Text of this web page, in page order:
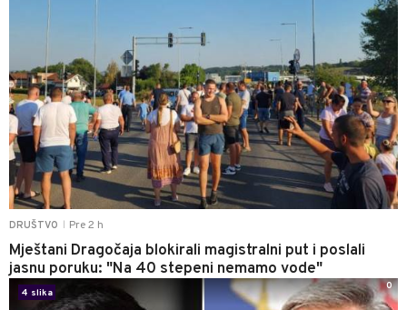
DRUŠTVO Pre 2 h
Mještani Dragočaja blokirali magistralni put i poslali
jasnu poruku: "Na 40 stepeni nemamo vode"
4 slika
0